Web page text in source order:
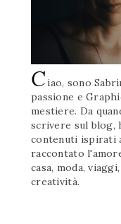
Ciao, sono
passione e
mestiere. Da
scrivere sul blog,
contenuti ispirati
raccontato
casa, moda,
creatività.